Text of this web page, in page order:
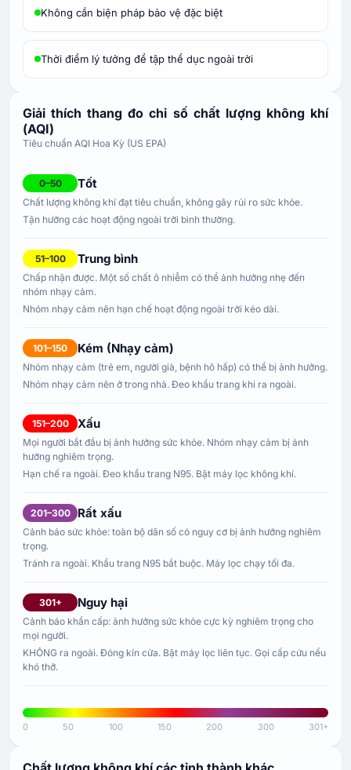
Không cần biện pháp bảo vệ đặc biệt
Thời điểm lý tưởng để tập thể dục ngoài trời
Giải thích thang đo chỉ số chất lượng không khí
(AQI)
Tiêu chuẩn AQI Hoa Kỳ (US EPA)
0–50 Tốt
Chất lượng không khí đạt tiêu chuẩn, không gây rủi ro sức khỏe.
Tận hưởng các hoạt động ngoài trời bình thường.
51–100 Trung bình
Chấp nhận được. Một số chất ô nhiễm có thể ảnh hưởng nhẹ đến
nhóm nhạy cảm.
Nhóm nhạy cảm nên hạn chế hoạt động ngoài trời kéo dài.
101–150 Kém (Nhạy cảm)
Nhóm nhạy cảm (trẻ em, người già, bệnh hô hấp) có thể bị ảnh hưởng.
Nhóm nhạy cảm nên ở trong nhà. Đeo khẩu trang khi ra ngoài.
151–200 Xấu
Mọi người bắt đầu bị ảnh hưởng sức khỏe. Nhóm nhạy cảm bị ảnh
hưởng nghiêm trọng.
Hạn chế ra ngoài. Đeo khẩu trang N95. Bật máy lọc không khí.
201–300 Rất xấu
Cảnh báo sức khỏe: toàn bộ dân số có nguy cơ bị ảnh hưởng nghiêm
trọng.
Tránh ra ngoài. Khẩu trang N95 bắt buộc. Máy lọc chạy tối đa.
301+ Nguy hại
Cảnh báo khẩn cấp: ảnh hưởng sức khỏe cực kỳ nghiêm trọng cho
mọi người.
KHÔNG ra ngoài. Đóng kín cửa. Bật máy lọc liên tục. Gọi cấp cứu nếu
khó thở.
0 50 100 150 200 300 301+